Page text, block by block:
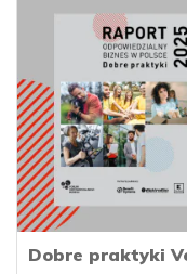
Dobre praktyki